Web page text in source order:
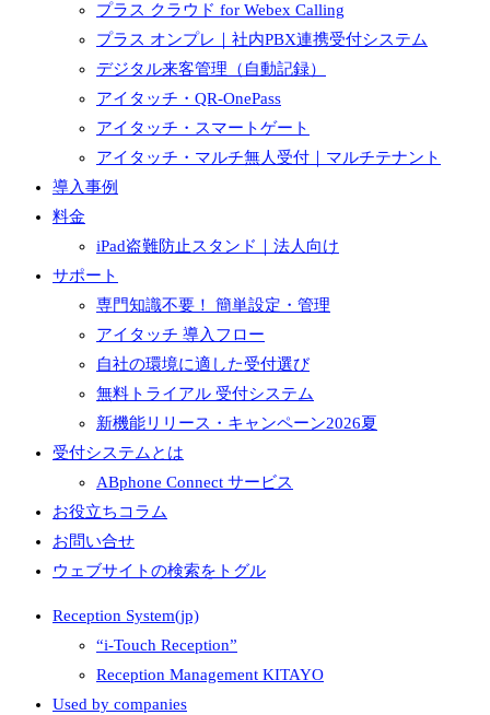
プラス クラウド for Webex Calling
プラス オンプレ｜社内PBX連携受付システム
デジタル来客管理（自動記録）
アイタッチ・QR-OnePass
アイタッチ・スマートゲート
アイタッチ・マルチ無人受付｜マルチテナント
導入事例
料金
iPad盗難防止スタンド｜法人向け
サポート
専門知識不要！ 簡単設定・管理
アイタッチ 導入フロー
自社の環境に適した受付選び
無料トライアル 受付システム
新機能リリース・キャンペーン2026夏
受付システムとは
ABphone Connect サービス
お役立ちコラム
お問い合せ
ウェブサイトの検索をトグル
Reception System(jp)
“i-Touch Reception”
Reception Management KITAYO
Used by companies